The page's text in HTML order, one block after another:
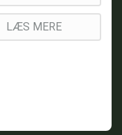
LÆS MERE